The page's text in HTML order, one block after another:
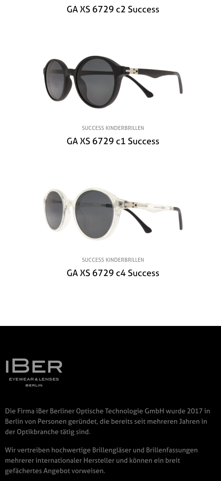
GA XS 6729 c2 Success
SUCCESS KINDERBRILLEN
GA XS 6729 c1 Success
SUCCESS KINDERBRILLEN
GA XS 6729 c4 Success
Die Firma iBer Berliner Optische Technologie GmbH wurde 2017 in
Berlin von Personen geründet, die bereits seit mehreren Jahren in
der Optikbranche tätig sind.
Wir vertreiben hochwertige Brillengläser und Brillenfassungen
mehrerer internationaler Hersteller und können ein breit
gefächertes Angebot vorweisen.